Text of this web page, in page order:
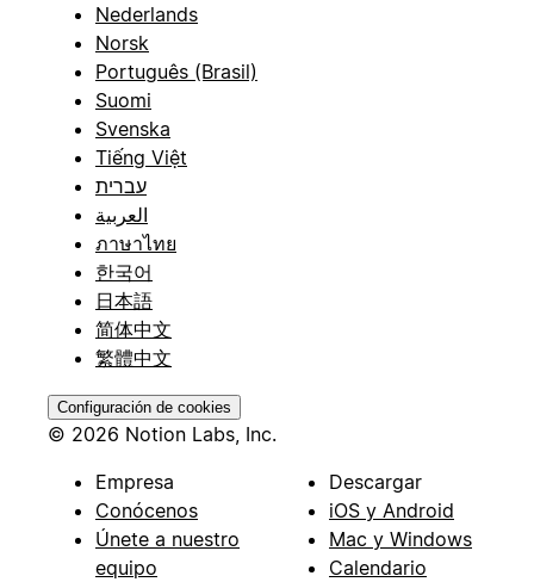
Nederlands
Norsk
Português (Brasil)
Suomi
Svenska
Tiếng Việt
עברית
العربية
ภาษาไทย
한국어
日本語
简体中文
繁體中文
Configuración de cookies
© 2026 Notion Labs, Inc.
Empresa
Conócenos
Únete a nuestro
equipo
Descargar
iOS y Android
Mac y Windows
Calendario